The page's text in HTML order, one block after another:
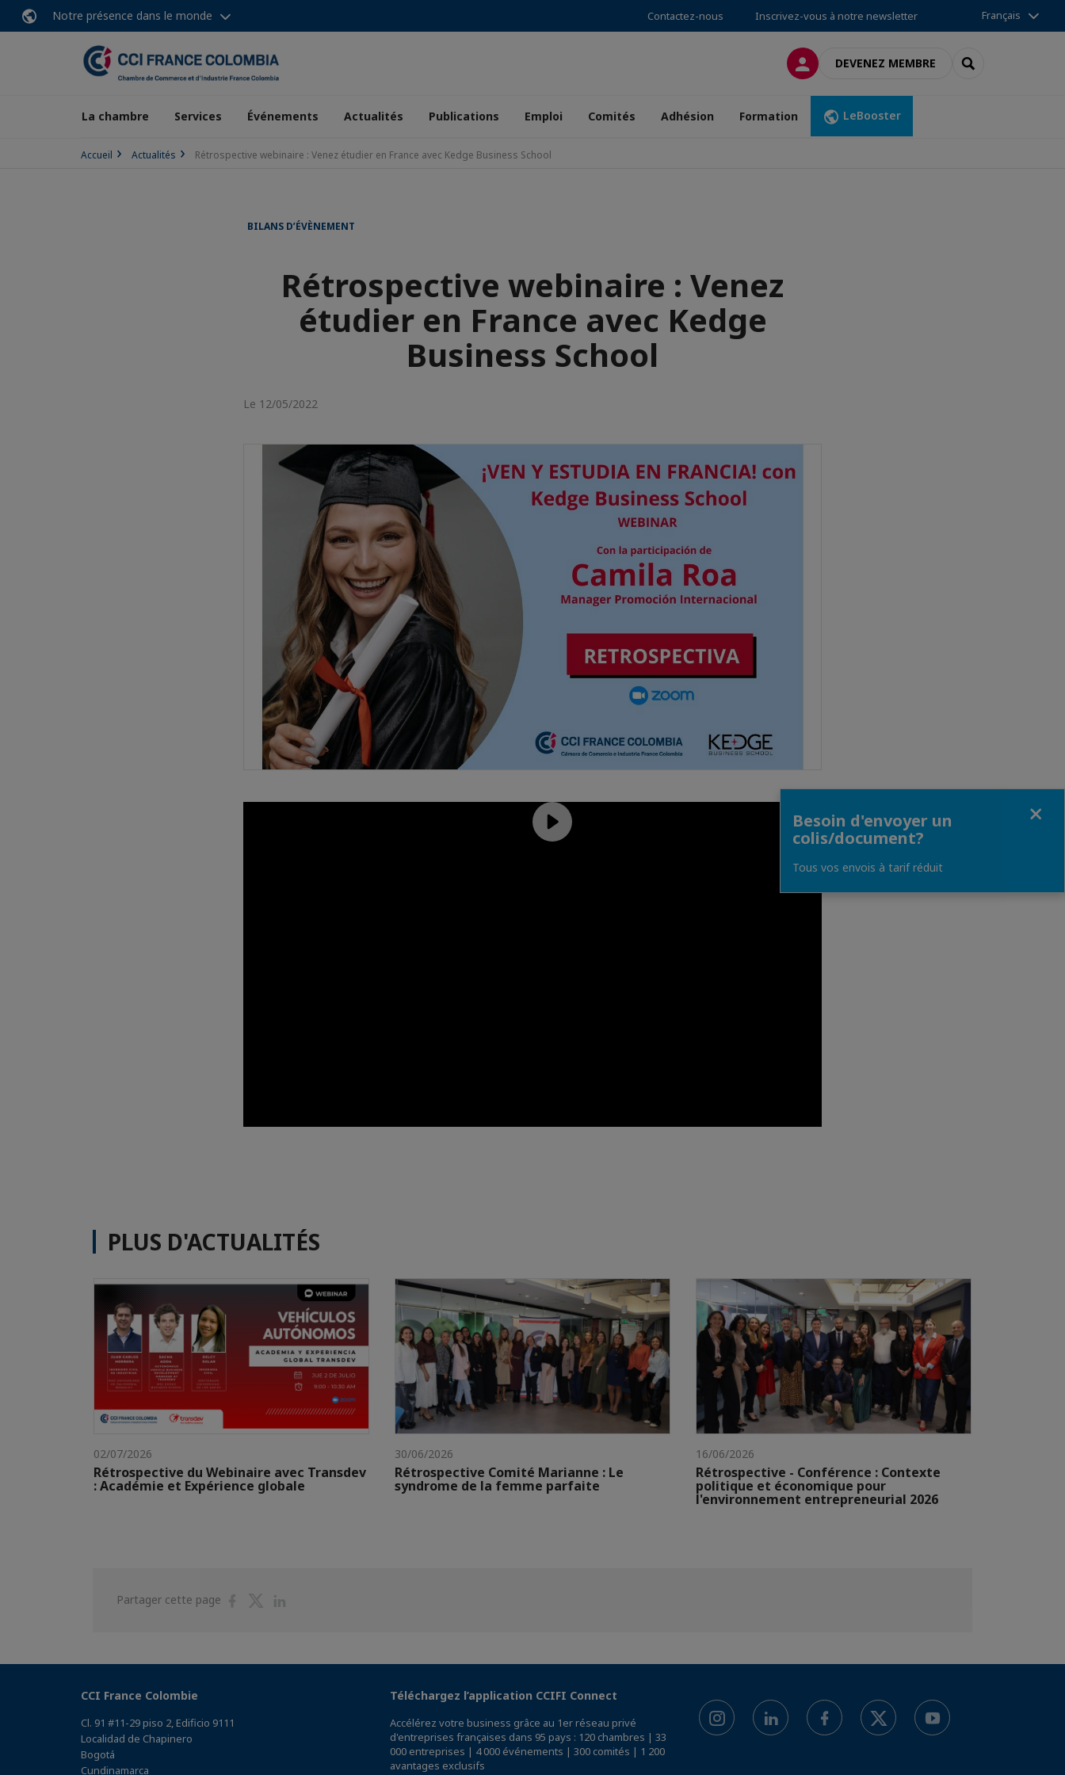
Notre présence dans le monde Contactez-nous Inscrivez-vous à notre newsletter Français
CONNEXIONDEVENEZ MEMBRE RECHERCHER
La chambre Services Événements Actualités Publications Emploi Comités Adhésion Formation LeBooster
Accueil Actualités Rétrospective webinaire : Venez étudier en France avec Kedge Business School
BILANS D’ÉVÈNEMENT
Rétrospective webinaire : Venez
étudier en France avec Kedge
Business School
Le 12/05/2022
PLUS D'ACTUALITÉS
02/07/2026
Rétrospective du Webinaire avec Transdev
: Académie et Expérience globale
30/06/2026
Rétrospective Comité Marianne : Le
syndrome de la femme parfaite
16/06/2026
Rétrospective - Conférence : Contexte
politique et économique pour
l'environnement entrepreneurial 2026
Partager cette page
PartagerPartager
CCI France Colombie
Cl. 91 #11-29 piso 2, Edificio 9111
Localidad de Chapinero
Bogotá
Cundinamarca
Téléchargez l’application CCIFI Connect
Accélérez votre business grâce au 1er réseau privé
d'entreprises françaises dans 95 pays : 120 chambres | 33
000 entreprises | 4 000 événements | 300 comités | 1 200
avantages exclusifs
Besoin d'envoyer un
colis/document?
Tous vos envois à tarif réduit